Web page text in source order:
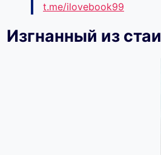
t.me/ilovebook99
Изгнанный из стаи